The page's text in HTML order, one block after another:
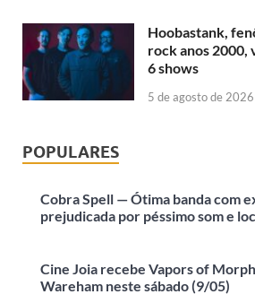
Hoobastank,
rock anos 2000,
6 shows
5 de agosto de 2026
POPULARES
Cobra Spell — Ótima banda com
prejudicada por péssimo som e
Cine Joia recebe Vapors of
Wareham neste sábado (9/05)